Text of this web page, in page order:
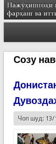
Созу
Чоп шуд: 13/